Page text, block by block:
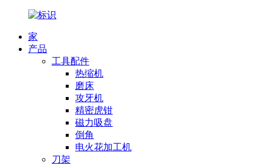
家
产品
工具配件
热缩机
磨床
攻牙机
精密虎钳
磁力吸盘
倒角
电火花加工机
刀架